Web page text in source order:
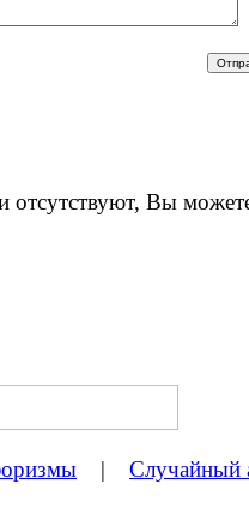
отсутствуют, Вы
| Случайный